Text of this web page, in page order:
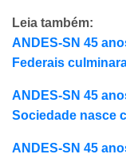
Leia também:
ANDES-SN 45
Federais
ANDES-SN 45
Sociedade nasce
ANDES-SN 45